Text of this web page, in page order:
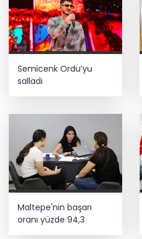
Semicenk Ordu’yu
salladı
Maltepe'nin başarı
oranı yüzde 94,3